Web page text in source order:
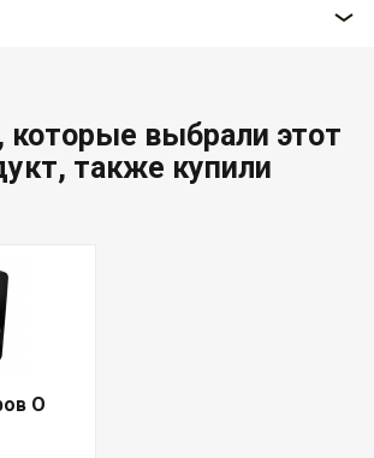
которые выбрали этот
также купили
O